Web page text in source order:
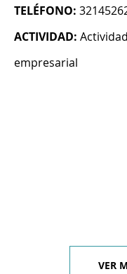
TELÉFONO:
ACTIVIDAD:
empresarial
VER